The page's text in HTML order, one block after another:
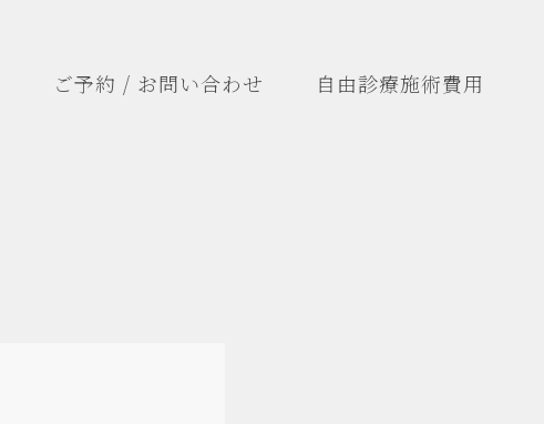
ご予約 / お問い合わせ 自由診療施術費用